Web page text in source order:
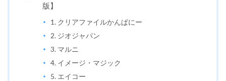
版】
1. クリアファイルかんぱにー
2. ジオジャパン
3. マルニ
4. イメージ・マジック
5. エイコー